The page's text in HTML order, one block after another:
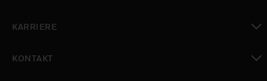
KARRIERE
KONTAKT